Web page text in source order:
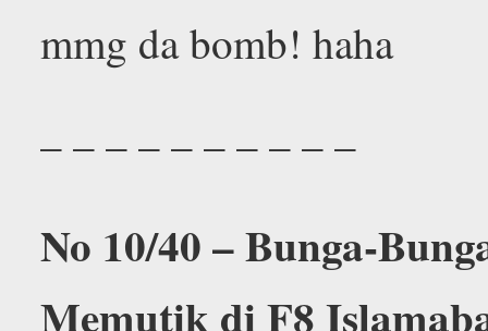
mmg da bomb! haha
– – – – – – – – – –
No 10/40 – Bunga-
Memutik di F8